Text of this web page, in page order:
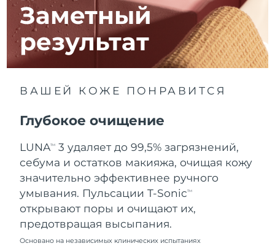
Заметный
результат
ВАШЕЙ КОЖЕ ПОНРАВИТСЯ
Глубокое очищение
LUNATM
3 удаляет до 99,5% загрязнений,
себума и остатков макияжа, очищая кожу
значительно эффективнее ручного
умывания. Пульсации T-SonicTM
открывают поры и очищают их,
предотвращая высыпания.
Основано на независимых клинических испытаниях
Израиль
Ожидаемая дата доставки
15/08/2026
Италия
Ожидаемая дата доставки
Джерси
16/08/2026
Казахстан
Ожидаемая дата доставки
Кувейт
Ожидаемая дата доставки